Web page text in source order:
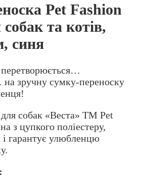
Pet Fashion
та котів,
синя
зручну сумку-переноску
собак «Веста» ТМ Pet
з цупкого поліестеру,
гарантує улюбленцю